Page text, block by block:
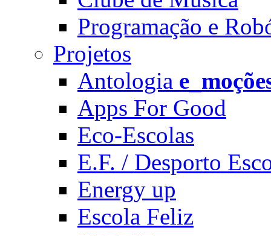
Programação e
Projetos
Antologia
Apps For Good
Eco-Escolas
E.F. / Desporto
Energy up
Escola Feliz